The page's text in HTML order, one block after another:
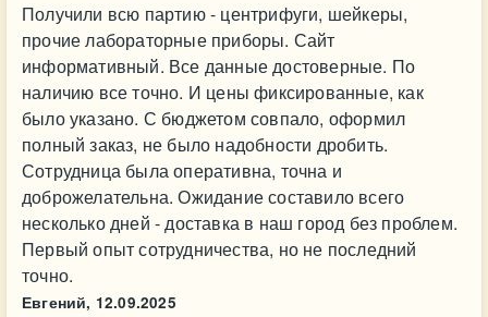
Получили всю партию - центрифуги, шейкеры,
прочие лабораторные приборы. Сайт
информативный. Все данные достоверные. По
наличию все точно. И цены фиксированные, как
было указано. С бюджетом совпало, оформил
полный заказ, не было надобности дробить.
Сотрудница была оперативна, точна и
доброжелательна. Ожидание составило всего
несколько дней - доставка в наш город без проблем.
Первый опыт сотрудничества, но не последний
точно.
Евгений, 12.09.2025